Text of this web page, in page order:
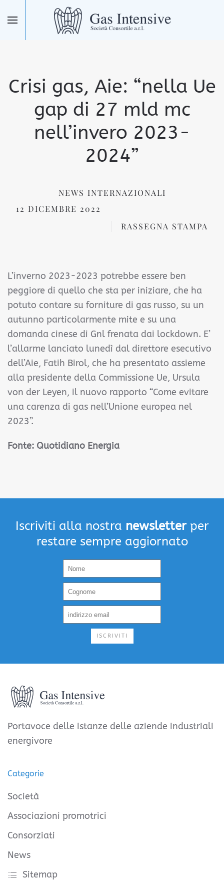
Skip to main content
Crisi gas, Aie: “nella Ue
gap di 27 mld mc
nell’invero 2023-
2024”
NEWS INTERNAZIONALI
12 DICEMBRE 2022
RASSEGNA STAMPA
L’inverno 2023-2023 potrebbe essere ben
peggiore di quello che sta per iniziare, che ha
potuto contare su forniture di gas russo, su un
autunno particolarmente mite e su una
domanda cinese di Gnl frenata dai lockdown. E’
l’allarme lanciato lunedì dal direttore esecutivo
dell’Aie, Fatih Birol, che ha presentato assieme
alla presidente della Commissione Ue, Ursula
von der Leyen, il nuovo rapporto “Come evitare
una carenza di gas nell’Unione europea nel
2023”.
Fonte: Quotidiano Energia
Iscriviti alla nostra newsletterper
restare sempre aggiornato
ISCRIVITI
Portavoce delle istanze delle aziende industriali
energivore
Categorie
Società
Associazioni promotrici
Consorziati
News
Sitemap